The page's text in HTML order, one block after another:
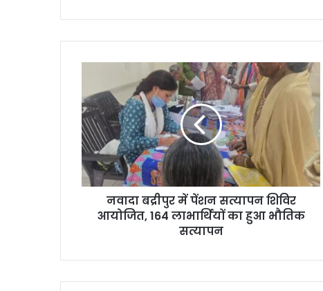
नवादा बद्रीपुर में पेंशन सत्यापन शिविर
आयोजित, 164 लाभार्थियों का हुआ भौतिक
सत्यापन